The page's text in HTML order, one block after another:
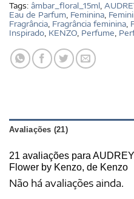
Tags: âmbar_floral_15ml,
Eau de Parfum, Feminina,
Fragrância, Fragrância feminina,
Inspirado, KENZO, Perfume,
Avaliações (21)
21 avaliações para
Flower by Kenzo, de Kenzo
Não há avaliações ainda.